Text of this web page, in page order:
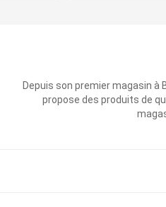
Depuis son premier magasin à
propose des produits de